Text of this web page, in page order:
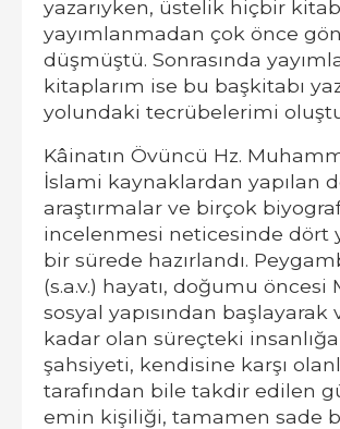
yazarıyken, üstelik hiçbir
yayımlanmadan çok önce
düşmüştü. Sonrasında
kitaplarım ise bu başkitabı
yolundaki tecrübelerimi
Kâinatın Övüncü Hz.
İslami kaynaklardan yapılan
araştırmalar ve birçok
incelenmesi neticesinde dört
bir sürede hazırlandı.
(s.a.v.) hayatı, doğumu öncesi
sosyal yapısından başlayarak
kadar olan süreçteki
şahsiyeti, kendisine karşı
tarafından bile takdir edilen
emin kişiliği, tamamen sade